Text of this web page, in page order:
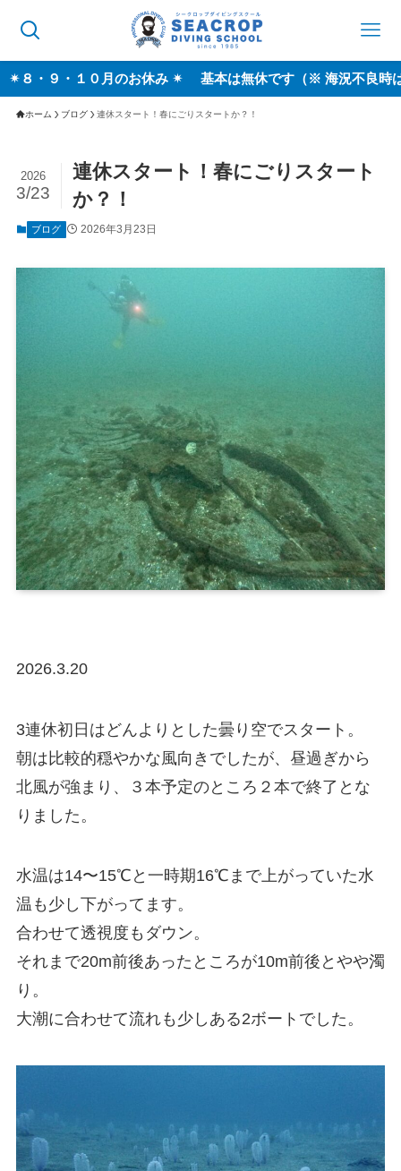
０月のお休み ✴︎ 基本は無休です（※ 海況不良時は休業する場
ホーム ブログ 連休スタート！春にごりスタートか？！
連休スタート！春にごりスタート
か？！
2026
3/23
ブログ 2026年3月23日
2026.3.20
3連休初日はどんよりとした曇り空でスタート。
朝は比較的穏やかな風向きでしたが、昼過ぎから
北風が強まり、３本予定のところ２本で終了とな
りました。
水温は14〜15℃と一時期16℃まで上がっていた水
温も少し下がってます。
合わせて透視度もダウン。
それまで20m前後あったところが10m前後とやや濁
り。
大潮に合わせて流れも少しある2ボートでした。